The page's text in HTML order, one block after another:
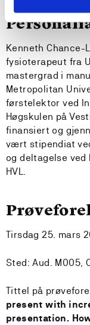
Kenneth Chance-
fysioterapeut fra
mastergrad i
Metropolitan
førstelektor ved
Høgskulen på
finansiert og
vært stipendiat
og deltagelse
HVL.
Tirsdag 25. mars
Sted:Aud. M005,
Tittel på
present with
presentation.